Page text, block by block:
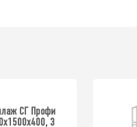
СГ Профи
3